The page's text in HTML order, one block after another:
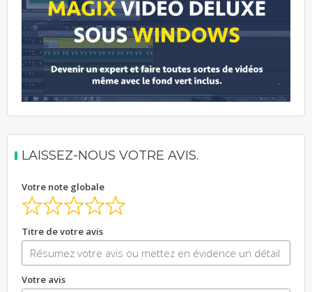
LAISSEZ-NOUS VOTRE AVIS.
Votre note globale
Titre de votre avis
Votre avis